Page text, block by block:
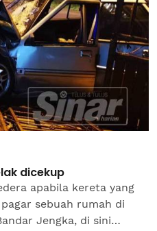
dicekup
apabila kereta yang
sebuah rumah di
Jengka, di sini